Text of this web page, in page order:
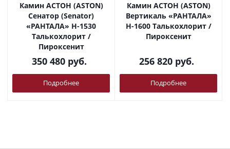
Камин АСТОН (ASTON)
Сенатор (Senator)
«РАНТАЛА» Н-1530
Талькохлорит /
Пироксенит
350 480 руб.
Подробнее
Камин АСТОН (ASTON)
Вертикаль «РАНТАЛА»
Н-1600 Талькохлорит /
Пироксенит
256 820 руб.
Подробнее